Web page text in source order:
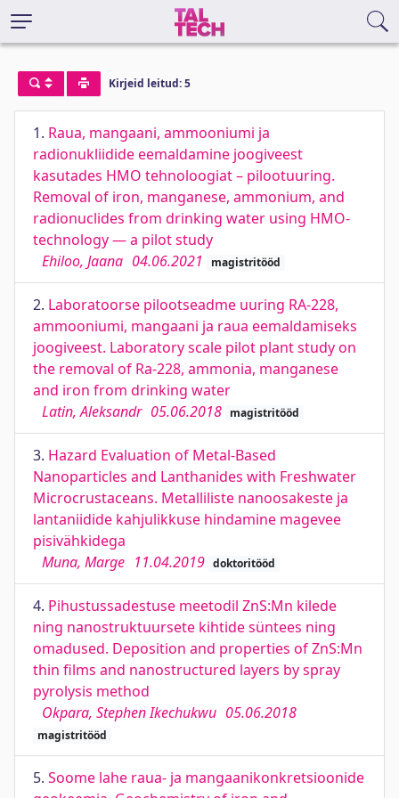
Kirjeid leitud: 5
1. Raua, mangaani, ammooniumi ja
radionukliidide eemaldamine joogiveest
kasutades HMO tehnoloogiat – pilootuuring.
Removal of iron, manganese, ammonium, and
radionuclides from drinking water using HMO-
technology — a pilot study
Ehiloo, Jaana 04.06.2021 magistritööd
2. Laboratoorse pilootseadme uuring RA-228,
ammooniumi, mangaani ja raua eemaldamiseks
joogiveest. Laboratory scale pilot plant study on
the removal of Ra-228, ammonia, manganese
and iron from drinking water
Latin, Aleksandr 05.06.2018 magistritööd
3. Hazard Evaluation of Metal-Based
Nanoparticles and Lanthanides with Freshwater
Microcrustaceans. Metalliliste nanoosakeste ja
lantaniidide kahjulikkuse hindamine magevee
pisivähkidega
Muna, Marge 11.04.2019 doktoritööd
4. Pihustussadestuse meetodil ZnS:Mn kilede
ning nanostruktuursete kihtide süntees ning
omadused. Deposition and properties of ZnS:Mn
thin films and nanostructured layers by spray
pyrolysis method
Okpara, Stephen Ikechukwu 05.06.2018
magistritööd
5. Soome lahe raua- ja mangaanikonkretsioonide